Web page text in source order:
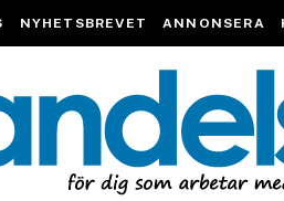
NYHETSBREVET ANNONSERA